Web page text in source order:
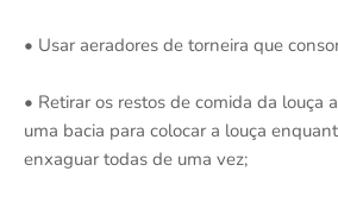
• Usar aeradores de torneira que
• Retirar os restos de comida da louça
uma bacia para colocar a louça
enxaguar todas de uma vez;